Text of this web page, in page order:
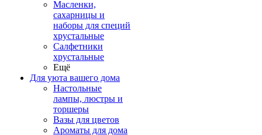
Масленки,
сахарницы и
наборы для специй
хрустальные
Салфетники
хрустальные
Ещё
Для уюта вашего дома
Настольные
лампы, люстры и
торшеры
Вазы для цветов
Ароматы для дома